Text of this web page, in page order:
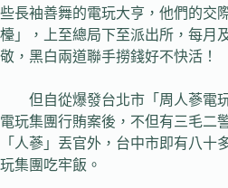
些長袖善舞的電玩大亨，他們的交
檯」，上至總局下至派出所，每月
敬，黑白兩道聯手撈錢好不快活！
但自從爆發台北市「周人蔘電玩
電玩集團行賄案後，不但有三毛二
「人蔘」丟官外，台中市即有八十
玩集團吃牢飯。